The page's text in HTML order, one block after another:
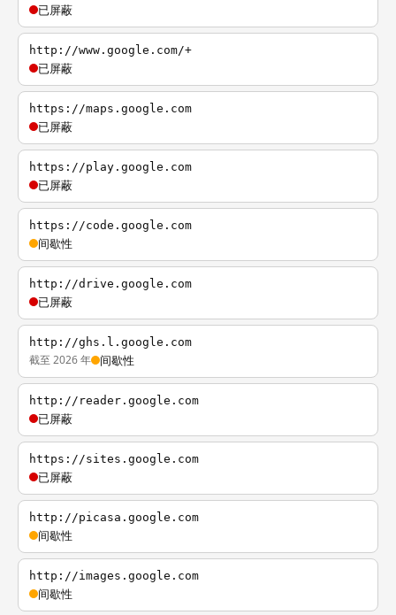
已屏蔽
http://www.google.com/+
已屏蔽
https://maps.google.com
已屏蔽
https://play.google.com
已屏蔽
https://code.google.com
间歇性
http://drive.google.com
已屏蔽
http://ghs.l.google.com
截至 2026 年 间歇性
http://reader.google.com
已屏蔽
https://sites.google.com
已屏蔽
http://picasa.google.com
间歇性
http://images.google.com
间歇性